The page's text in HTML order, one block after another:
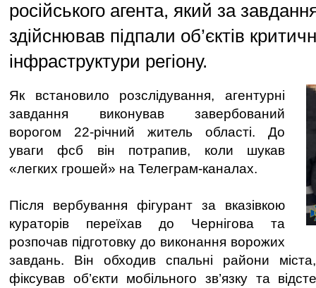
російського агента, який за
здійснював підпали об’єктів
інфраструктури регіону.
Як встановило розслідування, агентурні
завдання виконував завербований
ворогом 22-річний житель області. До
уваги фсб він потрапив, коли шукав
«легких грошей» на Телеграм-каналах.
Після вербування фігурант за вказівкою
кураторів переїхав до Чернігова та
розпочав підготовку до виконання ворожих
завдань. Він обходив спальні райони міста,
фіксував об’єкти мобільного зв’язку та